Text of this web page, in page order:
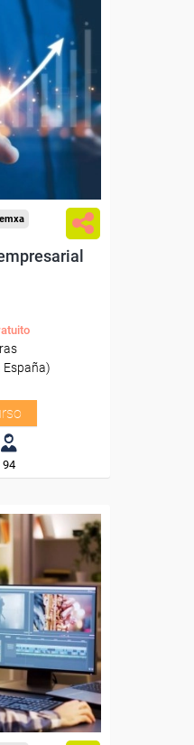
100%
Sector
España)
94
100%
Sector